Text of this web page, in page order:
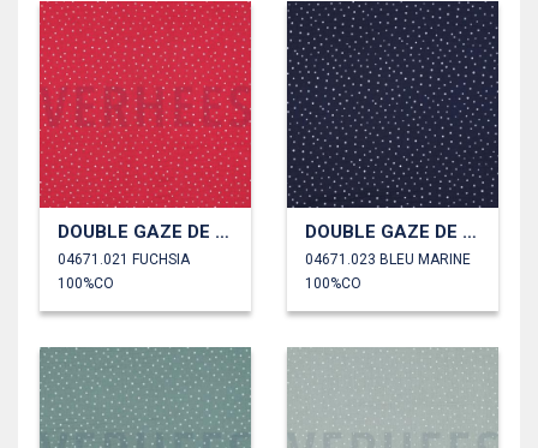
DOUBLE GAZE DE COTON PETITS POINTS
04671.021 FUCHSIA
100%CO
DOUBLE GAZE DE COTON PETITS POINTS
04671.023 BLEU MARINE
100%CO